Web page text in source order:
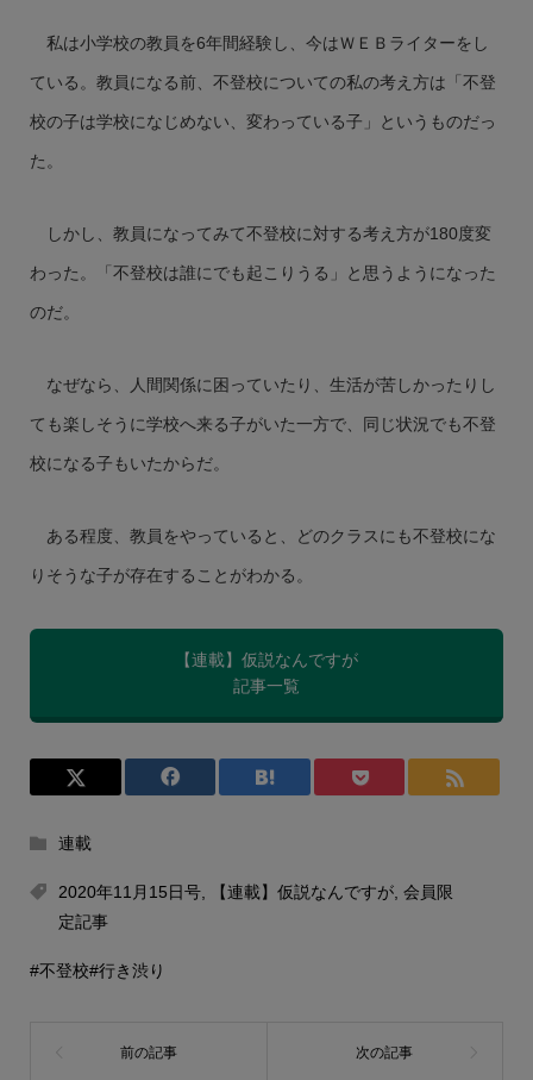
私は小学校の教員を6年間経験し、今はＷＥＢライターをし
ている。教員になる前、不登校についての私の考え方は「不登
校の子は学校になじめない、変わっている子」というものだっ
た。
しかし、教員になってみて不登校に対する考え方が180度変
わった。「不登校は誰にでも起こりうる」と思うようになった
のだ。
なぜなら、人間関係に困っていたり、生活が苦しかったりし
ても楽しそうに学校へ来る子がいた一方で、同じ状況でも不登
校になる子もいたからだ。
ある程度、教員をやっていると、どのクラスにも不登校にな
りそうな子が存在することがわかる。
【連載】仮説なんですが
記事一覧
連載
2020年11月15日号, 【連載】仮説なんですが, 会員限
定記事
#不登校#行き渋り